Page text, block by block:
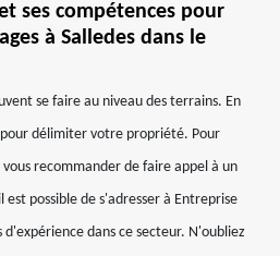
ses compétences pour
à Salledes dans le
se faire au niveau des terrains. En
délimiter votre propriété. Pour
recommander de faire appel à un
est possible de s'adresser à Entreprise
d'expérience dans ce secteur. N'oubliez